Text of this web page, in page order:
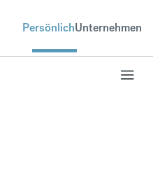
PersönlichUnternehmen